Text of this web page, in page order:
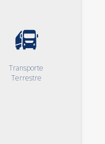
Transporte
Terrestre